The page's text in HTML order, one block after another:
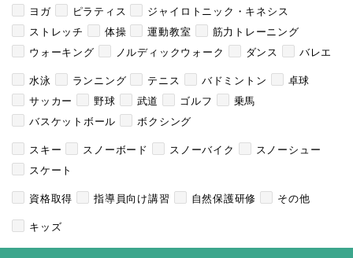
ヨガ
ピラティス
ジャイロトニック・キネシス
ストレッチ
体操 運動教室
筋力トレーニング
ウォーキング
ノルディックウォーク ダンス
バレエ
水泳
ランニング テニス バドミントン
卓球
サッカー
野球 武道 ゴルフ
乗馬
バスケットボール
ボクシング
スキー
スノーボード スノーバイク
スノーシュー
スケート
資格取得
指導員向け講習 自然保護研修
その他
キッズ